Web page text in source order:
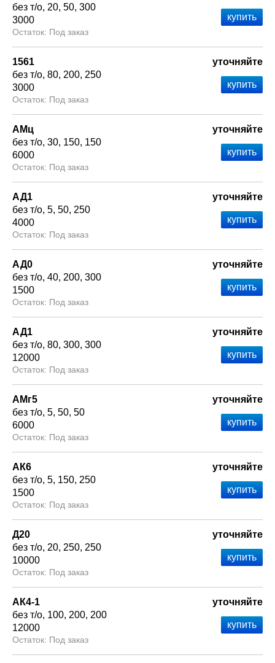
без т/о 20 50 300
3000
Под заказ
1561
без т/о 80 200 250
3000
Под заказ
уточняйте
АМц
без т/о 30 150 150
6000
Под заказ
уточняйте
АД1
без т/о 5 50 250
4000
Под заказ
уточняйте
АД0
без т/о 40 200 300
1500
Под заказ
уточняйте
АД1
без т/о 80 300 300
12000
Под заказ
уточняйте
АМг5
без т/о 5 50 50
6000
Под заказ
уточняйте
АК6
без т/о 5 150 250
1500
Под заказ
уточняйте
Д20
без т/о 20 250 250
10000
Под заказ
уточняйте
АК4-1
без т/о 100 200 200
12000
Под заказ
уточняйте